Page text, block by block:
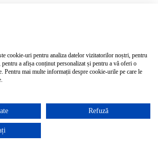
cookie-uri pentru analiza datelor vizitatorilor noștri, pentru
a afișa conținut personalizat și pentru a vă oferi o
Pentru mai multe informații despre cookie-urile pe care le
Refuză